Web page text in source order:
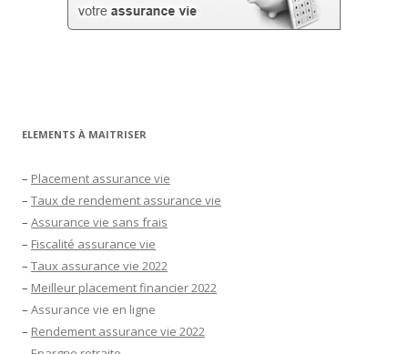
ELEMENTS À MAITRISER
– Placement assurance vie
– Taux de rendement assurance vie
– Assurance vie sans frais
– Fiscalité assurance vie
– Taux assurance vie 2022
– Meilleur placement financier 2022
– Assurance vie en ligne
– Rendement assurance vie 2022